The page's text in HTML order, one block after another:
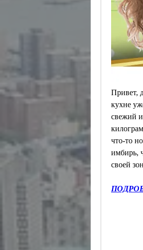
Привет,
кухне
свежий
что-то
имбирь,
своей